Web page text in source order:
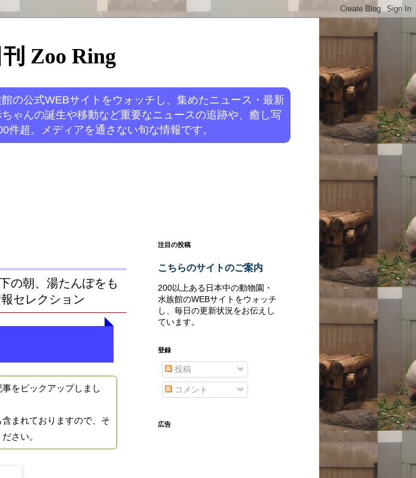
Zoo Ring
の公式WEBサイトをウォッチし、集めたニュース・最新
ゃんの誕生や移動など重要なニュースの追跡や、癒し写
超。メディアを通さない旬な情報です。
の朝、湯たんぽをも
セレクション
をピックアップしまし
まれておりますので、そ
さい。
注目の投稿
こちらのサイトのご案内
200以上ある日本中の動物園・
水族館のWEBサイトをウォッチ
し、毎日の更新状況をお伝えし
ています。
登録
投稿
コメント
広告